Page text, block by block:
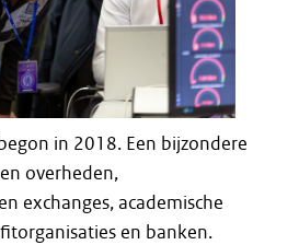
in 2018. Een bijzondere
overheden,
exchanges, academische
en banken.